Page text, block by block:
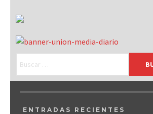
ENTRADAS RECIENTES